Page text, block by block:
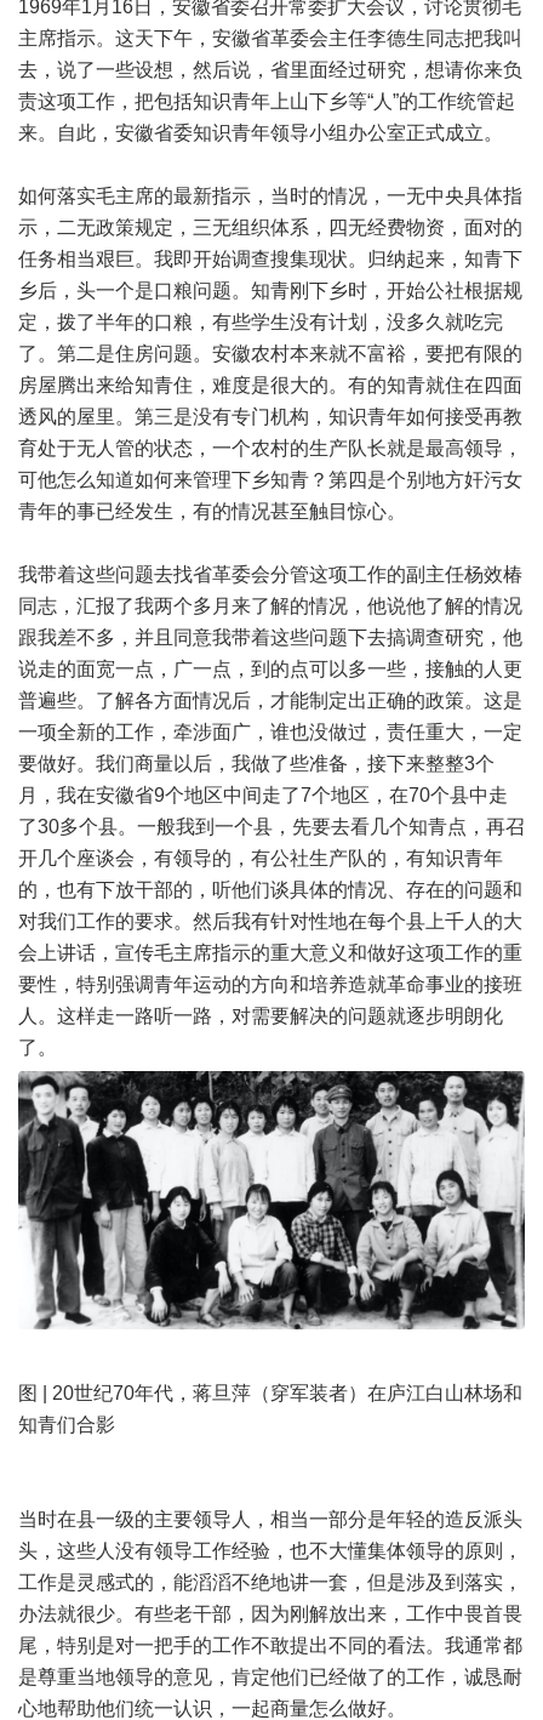
1969年1月16日，安徽省委召开常委扩大会议，讨论贯彻毛
主席指示。这天下午，安徽省革委会主任李德生同志把我叫
去，说了一些设想，然后说，省里面经过研究，想请你来负
责这项工作，把包括知识青年上山下乡等“人”的工作统管起
来。自此，安徽省委知识青年领导小组办公室正式成立。
如何落实毛主席的最新指示，当时的情况，一无中央具体指
示，二无政策规定，三无组织体系，四无经费物资，面对的
任务相当艰巨。我即开始调查搜集现状。归纳起来，知青下
乡后，头一个是口粮问题。知青刚下乡时，开始公社根据规
定，拨了半年的口粮，有些学生没有计划，没多久就吃完
了。第二是住房问题。安徽农村本来就不富裕，要把有限的
房屋腾出来给知青住，难度是很大的。有的知青就住在四面
透风的屋里。第三是没有专门机构，知识青年如何接受再教
育处于无人管的状态，一个农村的生产队长就是最高领导，
可他怎么知道如何来管理下乡知青？第四是个别地方奸污女
青年的事已经发生，有的情况甚至触目惊心。
我带着这些问题去找省革委会分管这项工作的副主任杨效椿
同志，汇报了我两个多月来了解的情况，他说他了解的情况
跟我差不多，并且同意我带着这些问题下去搞调查研究，他
说走的面宽一点，广一点，到的点可以多一些，接触的人更
普遍些。了解各方面情况后，才能制定出正确的政策。这是
一项全新的工作，牵涉面广，谁也没做过，责任重大，一定
要做好。我们商量以后，我做了些准备，接下来整整3个
月，我在安徽省9个地区中间走了7个地区，在70个县中走
了30多个县。一般我到一个县，先要去看几个知青点，再召
开几个座谈会，有领导的，有公社生产队的，有知识青年
的，也有下放干部的，听他们谈具体的情况、存在的问题和
对我们工作的要求。然后我有针对性地在每个县上千人的大
会上讲话，宣传毛主席指示的重大意义和做好这项工作的重
要性，特别强调青年运动的方向和培养造就革命事业的接班
人。这样走一路听一路，对需要解决的问题就逐步明朗化
了。
图 | 20世纪70年代，蒋旦萍（穿军装者）在庐江白山林场和
知青们合影
当时在县一级的主要领导人，相当一部分是年轻的造反派头
头，这些人没有领导工作经验，也不大懂集体领导的原则，
工作是灵感式的，能滔滔不绝地讲一套，但是涉及到落实，
办法就很少。有些老干部，因为刚解放出来，工作中畏首畏
尾，特别是对一把手的工作不敢提出不同的看法。我通常都
是尊重当地领导的意见，肯定他们已经做了的工作，诚恳耐
心地帮助他们统一认识，一起商量怎么做好。